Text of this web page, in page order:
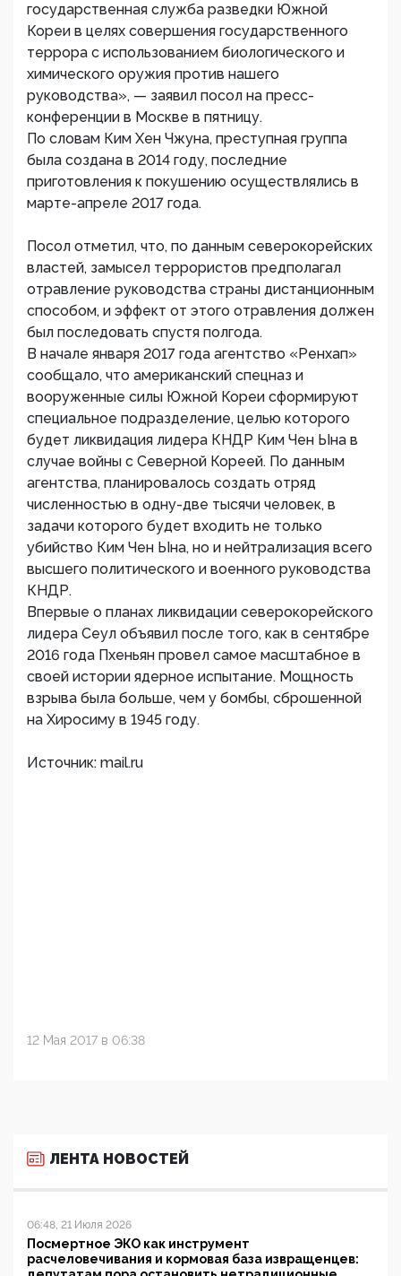
государственная служба разведки Южной
Кореи в целях совершения государственного
террора с использованием биологического и
химического оружия против нашего
руководства», — заявил посол на пресс-
конференции в Москве в пятницу.
По словам Ким Хен Чжуна, преступная группа
была создана в 2014 году, последние
приготовления к покушению осуществлялись в
марте-апреле 2017 года.
Посол отметил, что, по данным северокорейских
властей, замысел террористов предполагал
отравление руководства страны дистанционным
способом, и эффект от этого отравления должен
был последовать спустя полгода.
В начале января 2017 года агентство «Ренхап»
сообщало, что американский спецназ и
вооруженные силы Южной Кореи сформируют
специальное подразделение, целью которого
будет ликвидация лидера КНДР Ким Чен Ына в
случае войны с Северной Кореей. По данным
агентства, планировалось создать отряд
численностью в одну-две тысячи человек, в
задачи которого будет входить не только
убийство Ким Чен Ына, но и нейтрализация всего
высшего политического и военного руководства
КНДР.
Впервые о планах ликвидации северокорейского
лидера Сеул объявил после того, как в сентябре
2016 года Пхеньян провел самое масштабное в
своей истории ядерное испытание. Мощность
взрыва была больше, чем у бомбы, сброшенной
на Хиросиму в 1945 году.
Источник: mail.ru
12 Мая 2017 в 06:38
ЛЕНТА НОВОСТЕЙ
06:48, 21 Июля 2026
Посмертное ЭКО как инструмент
расчеловечивания и кормовая база извращенцев: